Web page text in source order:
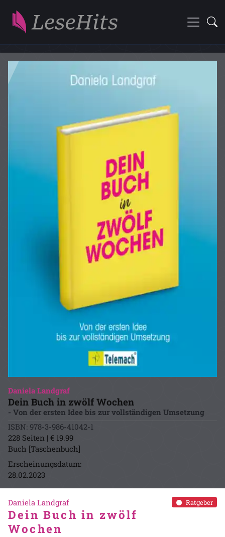
Daniela Landgraf
Dein Buch in zwölf Wochen
- Von der ersten Idee bis zur vollständigen Umsetzung
ISBN: 978-3-986-41042-1
228 Seiten | € 19.99
Buch [Taschenbuch]
Erscheinungsdatum:
28.02.2023
Ratgeber
Daniela Landgraf
Dein Buch in zwölf
Wochen